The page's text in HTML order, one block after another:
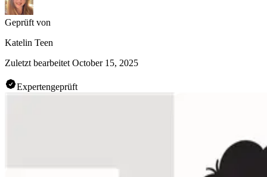
Geprüft von
Katelin Teen
Zuletzt bearbeitet October 15, 2025
Expertengeprüft